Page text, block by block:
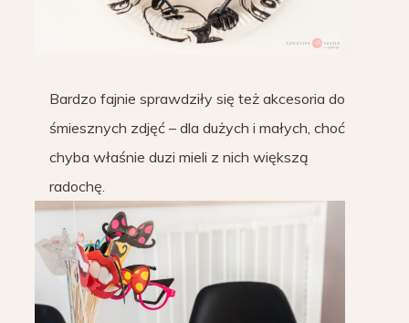
Bardzo fajnie sprawdziły się też akcesoria do
śmiesznych zdjęć – dla dużych i małych, choć
chyba właśnie duzi mieli z nich większą
radochę.